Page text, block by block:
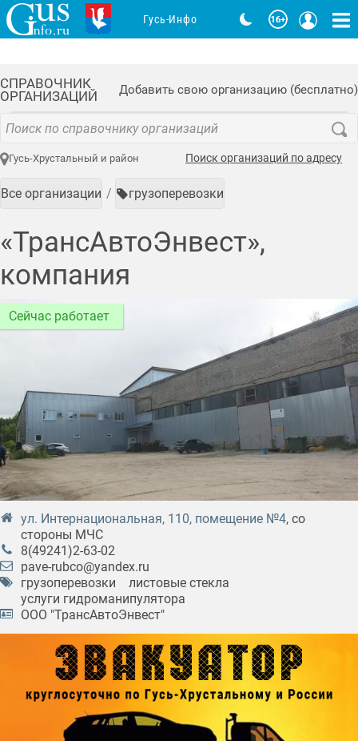
СПРАВОЧНИК
ОРГАНИЗАЦИЙ
Добавить свою организацию (бесплатно)
Гусь-Хрустальный и район Поиск организаций по адресу
Все организации грузоперевозки
«ТрансАвтоЭнвест»,
компания
Сейчас работает
ул. Интернациональная, 110, помещение №4, со
стороны МЧС
8(49241)2-63-02
pave-rubco@yandex.ru
грузоперевозки
листовые стекла
услуги гидроманипулятора
ООО "ТрансАвтоЭнвест"
Гусь-Инфо